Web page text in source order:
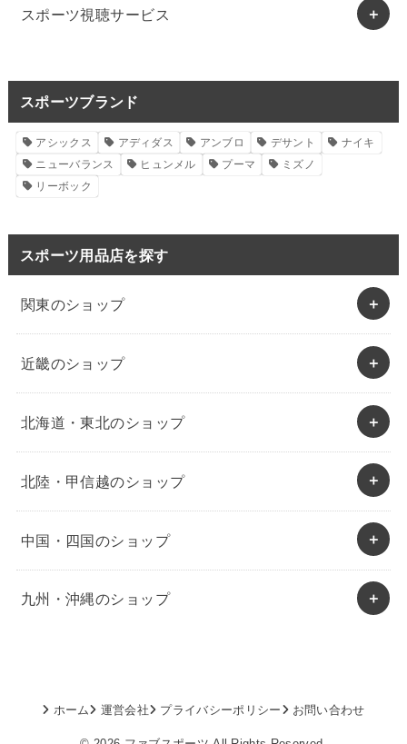
スポーツ視聴サービス
スポーツブランド
アシックス アディダス アンブロ デサント
ナイキ
ニューバランス
ヒュンメル プーマ
ミズノ
リーボック
スポーツ用品店を探す
関東のショップ
近畿のショップ
北海道・東北のショップ
北陸・甲信越のショップ
中国・四国のショップ
九州・沖縄のショップ
ホーム 運営会社 プライバシーポリシー お問い合わせ